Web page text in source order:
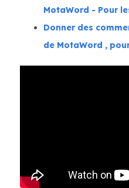
MotaWord - Pour
Donner des
de MotaWord ,